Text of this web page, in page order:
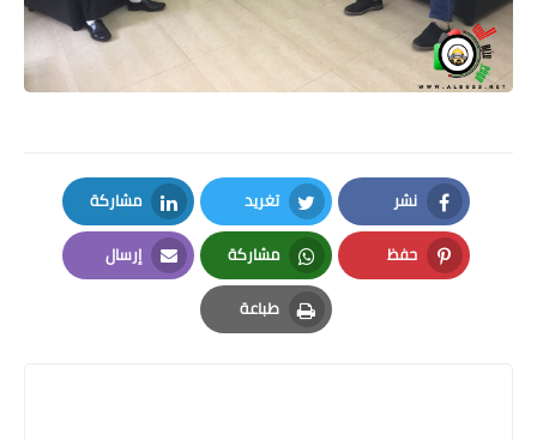
نشر
Facebook
تغريد
Twitter
مشاركة
LinkedIn
حفظ
Pinterest
مشاركة
Whatsapp
إرسال
Email
طباعة
Print